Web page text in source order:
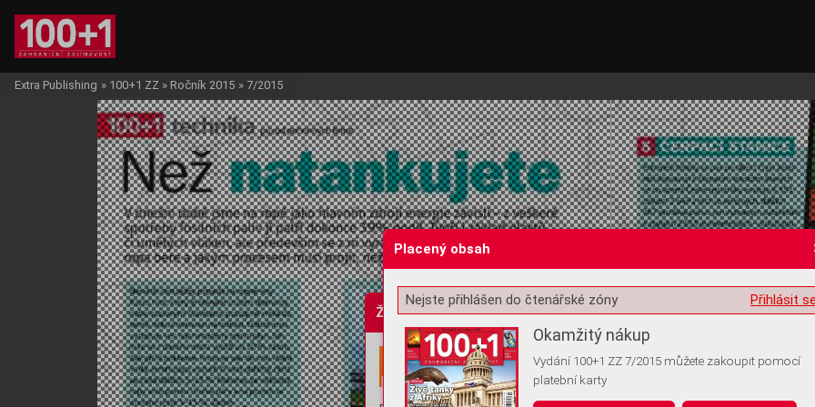
Žádost o souhlas s ukládáním volitelných informací
Extra Publishing » 100+1 ZZ » Ročník 2015 » 7/2015
Placený obsah
Přihlásit
Nejste přihlášen do čtenářské zóny
Okamžitý nákup
Vydání 100+1 ZZ 7/2015 můžete zakoupit pomocí
platební karty